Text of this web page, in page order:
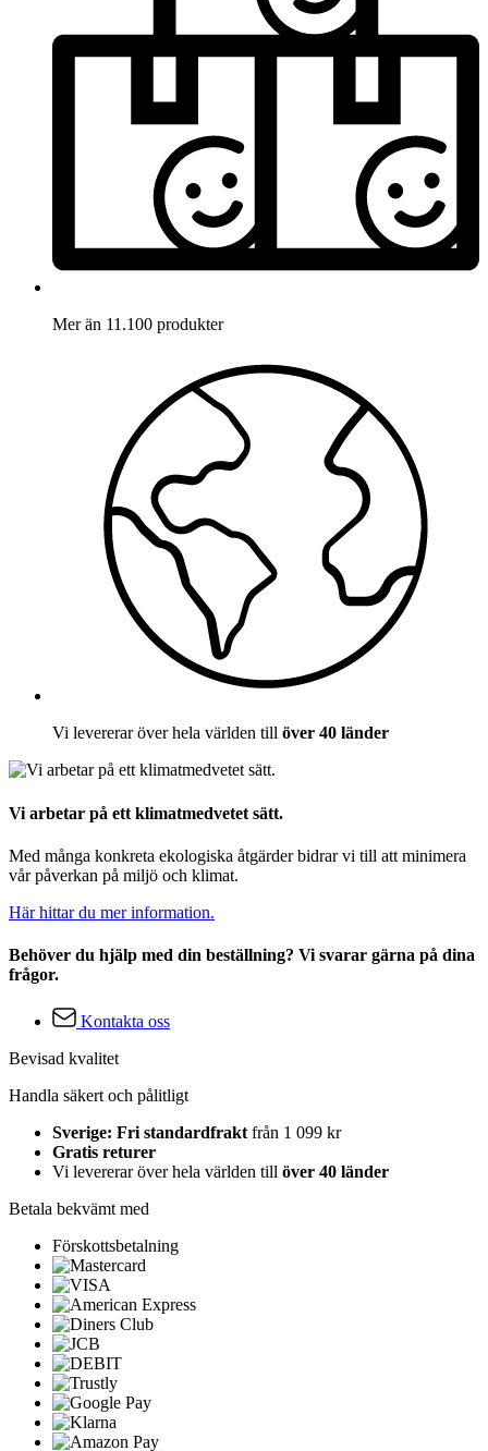
Mer än 11.100 produkter
Vi levererar över hela världen till över 40 länder
Vi arbetar på ett klimatmedvetet sätt.
Med många konkreta ekologiska åtgärder bidrar vi till att minimera
vår påverkan på miljö och klimat.
Här hittar du mer information.
Behöver du hjälp med din beställning? Vi svarar gärna på dina
frågor.
Kontakta oss
Bevisad kvalitet
Handla säkert och pålitligt
Sverige: Fri standardfraktfrån 1 099 kr
Gratis returer
Vi levererar över hela världen till över 40 länder
Betala bekvämt med
Förskottsbetalning